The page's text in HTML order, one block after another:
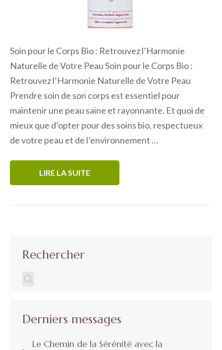
Soin pour le Corps Bio : Retrouvez l’Harmonie
Naturelle de Votre Peau Soin pour le Corps Bio :
Retrouvez l’Harmonie Naturelle de Votre Peau
Prendre soin de son corps est essentiel pour
maintenir une peau saine et rayonnante. Et quoi de
mieux que d’opter pour des soins bio, respectueux
de votre peau et de l’environnement …
LIRE LA SUITE
Rechercher
Derniers messages
Le Chemin de la Sérénité avec la